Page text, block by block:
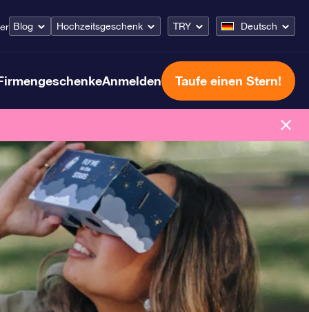
Blog Hochzeitsgeschenk TRY Deutsch
Anmelden Taufe einen Stern!